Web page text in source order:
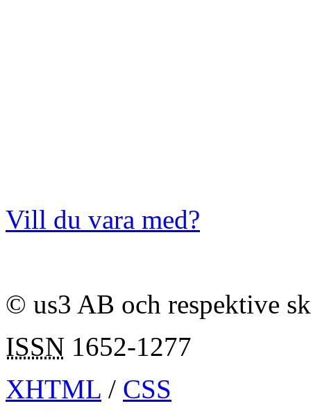
Vill du vara med?
© us3 AB och respektive
ISSN 1652-1277
XHTML / CSS